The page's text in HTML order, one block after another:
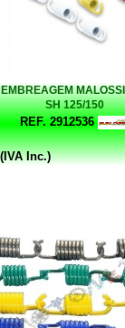
SH 125/150
REF. 2912536
Inc.)